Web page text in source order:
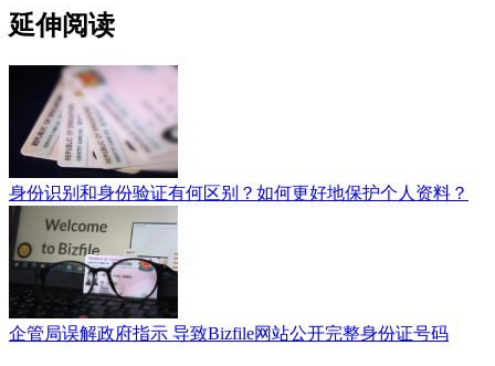
延伸阅读
身份识别和身份验证有何区别？如何更好地保护个人资料？
企管局误解政府指示 导致Bizfile网站公开完整身份证号码